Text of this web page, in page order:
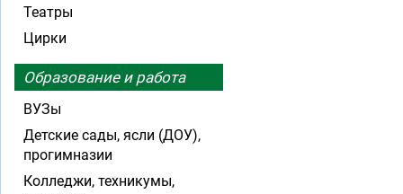
Театры
Цирки
Образование и работа
ВУЗы
Детские сады, ясли (ДОУ),
прогимназии
Колледжи, техникумы,